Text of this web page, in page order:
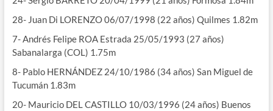
28- Juan Di LORENZO 06/07/1998 (22 años) Quilmes 1.82m
7- Andrés Felipe ROA Estrada 25/05/1993 (27 años)
Sabanalarga (COL) 1.75m
8- Pablo HERNÁNDEZ 24/10/1986 (34 años) San Miguel de
Tucumán 1.83m
20- Mauricio DEL CASTILLO 10/03/1996 (24 años) Buenos